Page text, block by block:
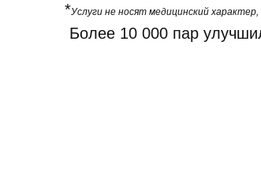
*Услуги не носят медицинский
Более 10 000 пар